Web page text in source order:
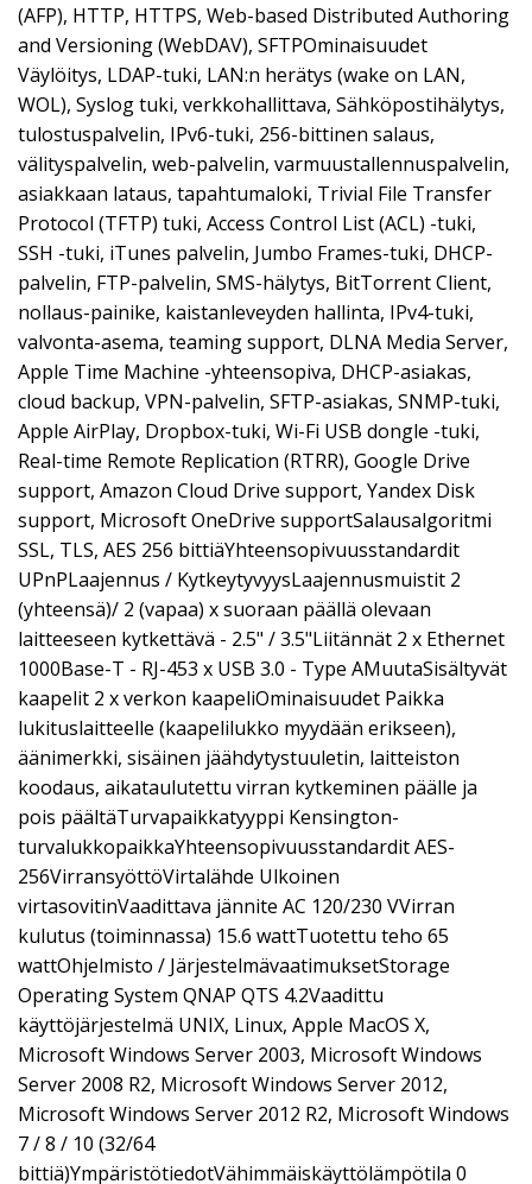
(AFP), HTTP, HTTPS, Web-based Distributed Authoring
and Versioning (WebDAV), SFTPOminaisuudet
Väylöitys, LDAP-tuki, LAN:n herätys (wake on LAN,
WOL), Syslog tuki, verkkohallittava, Sähköpostihälytys,
tulostuspalvelin, IPv6-tuki, 256-bittinen salaus,
välityspalvelin, web-palvelin, varmuustallennuspalvelin,
asiakkaan lataus, tapahtumaloki, Trivial File Transfer
Protocol (TFTP) tuki, Access Control List (ACL) -tuki,
SSH -tuki, iTunes palvelin, Jumbo Frames-tuki, DHCP-
palvelin, FTP-palvelin, SMS-hälytys, BitTorrent Client,
nollaus-painike, kaistanleveyden hallinta, IPv4-tuki,
valvonta-asema, teaming support, DLNA Media Server,
Apple Time Machine -yhteensopiva, DHCP-asiakas,
cloud backup, VPN-palvelin, SFTP-asiakas, SNMP-tuki,
Apple AirPlay, Dropbox-tuki, Wi-Fi USB dongle -tuki,
Real-time Remote Replication (RTRR), Google Drive
support, Amazon Cloud Drive support, Yandex Disk
support, Microsoft OneDrive supportSalausalgoritmi
SSL, TLS, AES 256 bittiäYhteensopivuusstandardit
UPnPLaajennus / KytkeytyvyysLaajennusmuistit 2
(yhteensä)/ 2 (vapaa) x suoraan päällä olevaan
laitteeseen kytkettävä - 2.5" / 3.5"Liitännät 2 x Ethernet
1000Base-T - RJ-453 x USB 3.0 - Type AMuutaSisältyvät
kaapelit 2 x verkon kaapeliOminaisuudet Paikka
lukituslaitteelle (kaapelilukko myydään erikseen),
äänimerkki, sisäinen jäähdytystuuletin, laitteiston
koodaus, aikataulutettu virran kytkeminen päälle ja
pois päältäTurvapaikkatyyppi Kensington-
turvalukkopaikkaYhteensopivuusstandardit AES-
256VirransyöttöVirtalähde Ulkoinen
virtasovitinVaadittava jännite AC 120/230 VVirran
kulutus (toiminnassa) 15.6 wattTuotettu teho 65
wattOhjelmisto / JärjestelmävaatimuksetStorage
Operating System QNAP QTS 4.2Vaadittu
käyttöjärjestelmä UNIX, Linux, Apple MacOS X,
Microsoft Windows Server 2003, Microsoft Windows
Server 2008 R2, Microsoft Windows Server 2012,
Microsoft Windows Server 2012 R2, Microsoft Windows
7 / 8 / 10 (32/64
bittiä)YmpäristötiedotVähimmäiskäyttölämpötila 0